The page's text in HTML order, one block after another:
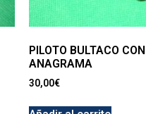
PILOTO BULTACO
ANAGRAMA
30,00€